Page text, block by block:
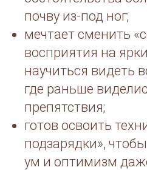
почву из-под ног;
мечтает сменить
восприятия на
научиться видеть
где раньше
препятствия;
готов освоить
подзарядки»,
ум и оптимизм